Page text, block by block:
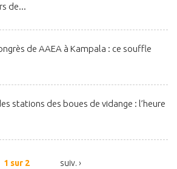
de...
de AAEA à Kampala : ce souffle
stations des boues de vidange : l’heure
1 sur 2 suiv. ›